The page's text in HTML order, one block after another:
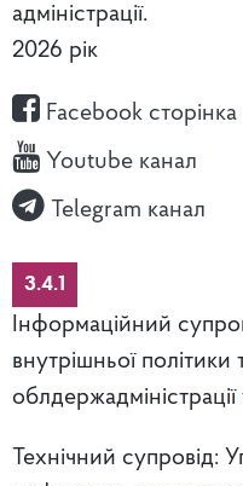
адміністрації.
2026 рік
Facebook сторінка
Youtube канал
Telegram канал
3.4.1
Інформаційний
внутрішньої політики
облдержадміністрації
Технічний супровід: